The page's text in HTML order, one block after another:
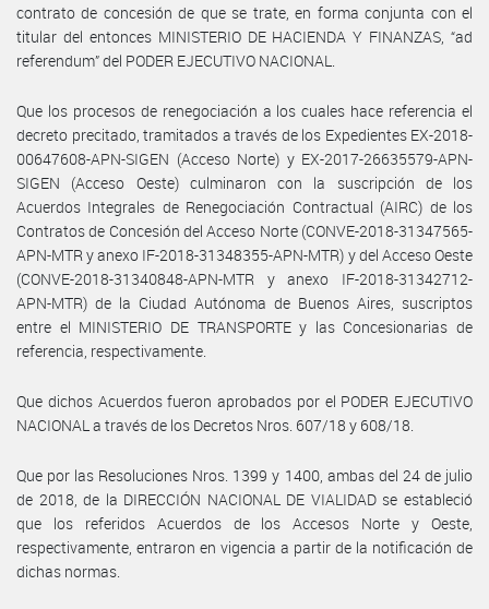
contrato de concesión de que se trate, en forma conjunta con el
titular del entonces MINISTERIO DE HACIENDA Y FINANZAS, “ad
referendum” del PODER EJECUTIVO NACIONAL.
Que los procesos de renegociación a los cuales hace referencia el
decreto precitado, tramitados a través de los Expedientes EX-2018-
00647608-APN-SIGEN (Acceso Norte) y EX-2017-26635579-APN-
SIGEN (Acceso Oeste) culminaron con la suscripción de los
Acuerdos Integrales de Renegociación Contractual (AIRC) de los
Contratos de Concesión del Acceso Norte (CONVE-2018-31347565-
APN-MTR y anexo IF-2018-31348355-APN-MTR) y del Acceso Oeste
(CONVE-2018-31340848-APN-MTR y anexo IF-2018-31342712-
APN-MTR) de la Ciudad Autónoma de Buenos Aires, suscriptos
entre el MINISTERIO DE TRANSPORTE y las Concesionarias de
referencia, respectivamente.
Que dichos Acuerdos fueron aprobados por el PODER EJECUTIVO
NACIONAL a través de los Decretos Nros. 607/18 y 608/18.
Que por las Resoluciones Nros. 1399 y 1400, ambas del 24 de julio
de 2018, de la DIRECCIÓN NACIONAL DE VIALIDAD se estableció
que los referidos Acuerdos de los Accesos Norte y Oeste,
respectivamente, entraron en vigencia a partir de la notificación de
dichas normas.